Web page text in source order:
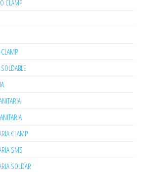
CLAMP
CLAMP
SMS
SOLDAR